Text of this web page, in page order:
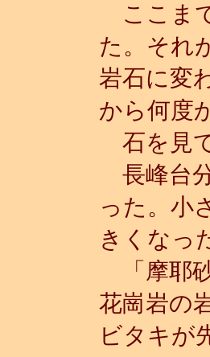
ここま
た。それ
岩石に変
から何度
石を見
長峰台
った。小
きくなっ
「摩耶
花崗岩の
ビタキが